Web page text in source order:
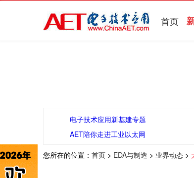
首页
电子技术应用新基建专题
AET陪你走进工业以太网
您所在的位置： 首页 > EDA与制造 > 业界动态 >